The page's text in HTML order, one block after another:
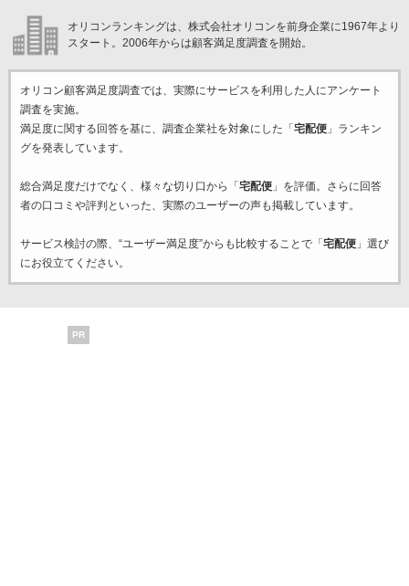
オリコンランキングは、株式会社オリコンを前身企業に1967年より
スタート。2006年からは顧客満足度調査を開始。
オリコン顧客満足度調査では、実際にサービスを利用した 人にアンケート
調査を実施。
満足度に関する回答を基に、調査企業社を対象にした「 宅配便」ランキン
グを発表しています。
総合満足度だけでなく、様々な切り口から「 宅配便」を評価。さらに回答
者の口コミや評判といった、実際のユーザーの声も掲載しています。
サービス検討の際、“ユーザー満足度”からも比較することで「 宅配便」選び
にお役立てください。
PR